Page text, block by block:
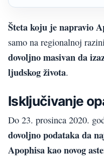
Šteta koju je napravio
samo na regionalnoj
dovoljno masivan da
ljudskog života.
Isključivanje
Do 23. prosinca 2020.
dovoljno podataka da
Apophisa kao novog